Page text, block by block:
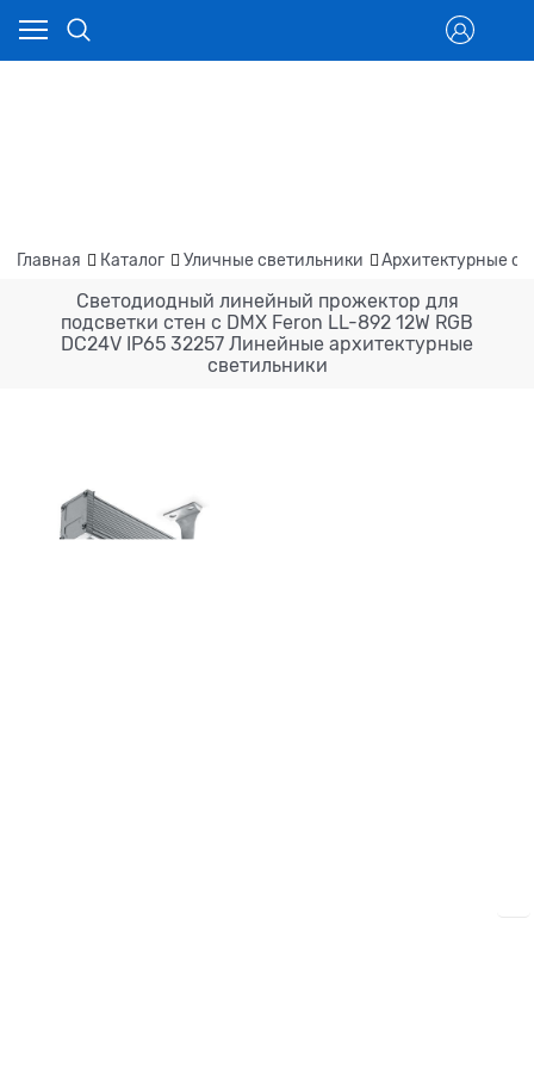
Главная Каталог Уличные светильники Архитектурные
Светодиодный линейный прожектор для
подсветки стен с DMX Feron LL-892 12W RGB
DC24V IP65 32257 Линейные архитектурные
светильники